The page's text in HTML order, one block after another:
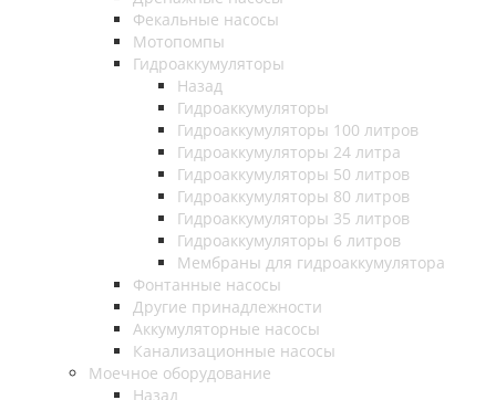
Фекальные насосы
Мотопомпы
Гидроаккумуляторы
Назад
Гидроаккумуляторы
Гидроаккумуляторы 100 литров
Гидроаккумуляторы 24 литра
Гидроаккумуляторы 50 литров
Гидроаккумуляторы 80 литров
Гидроаккумуляторы 35 литров
Гидроаккумуляторы 6 литров
Мембраны для гидроаккумулятора
Фонтанные насосы
Другие принадлежности
Аккумуляторные насосы
Канализационные насосы
Моечное оборудование
Назад